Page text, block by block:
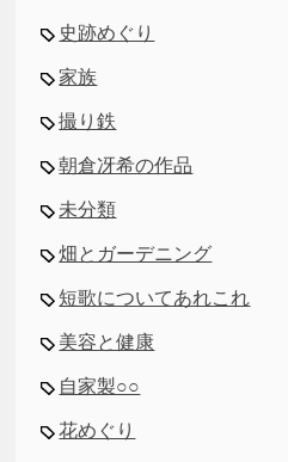
史跡めぐり
家族
撮り鉄
朝倉冴希の作品
未分類
畑とガーデニング
短歌についてあれこれ
美容と健康
自家製○○
花めぐり